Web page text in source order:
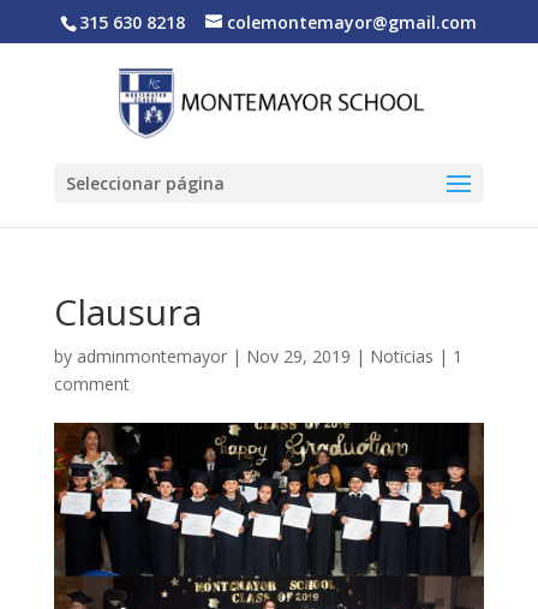
315 630 8218 colemontemayor@gmail.com
Seleccionar página
Clausura
by adminmontemayor| Nov 29, 2019 | Noticias | 1
comment